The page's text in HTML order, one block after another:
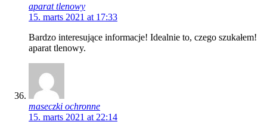
aparat tlenowy
15. marts 2021 at 17:33
Bardzo interesujące informacje! Idealnie to, czego szukałem!
aparat tlenowy.
maseczki ochronne
15. marts 2021 at 22:14